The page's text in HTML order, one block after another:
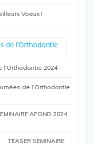
Voeux !
l’Orthodontie 2024
de l’Orthodontie
AFOND 2024
TEASER SEMINAIRE